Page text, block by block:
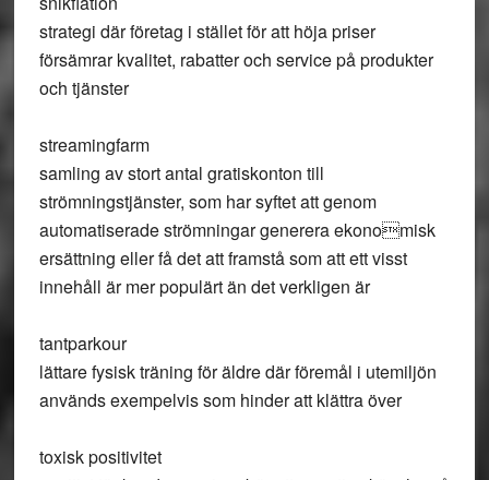
strategi där företag i stället för att höja priser
försämrar kvalitet, rabatter och service på produkter
och tjänster
streamingfarm
samling av stort antal gratiskonton till
strömningstjänster, som har syftet att genom
automatiserade strömningar generera ekonomisk
ersättning eller få det att framstå som att ett visst
innehåll är mer populärt än det verkligen är
tantparkour
lättare fysisk träning för äldre där föremål i utemiljön
används exempelvis som hinder att klättra över
toxisk positivitet